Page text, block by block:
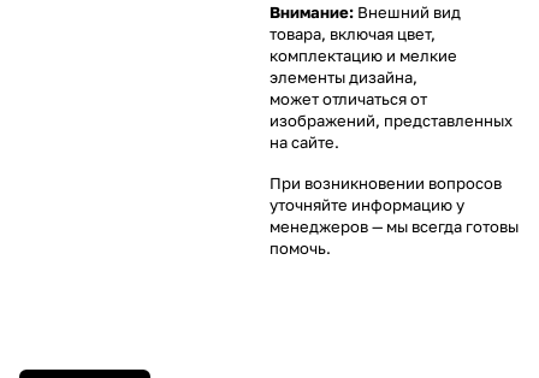
Внимание: Внешний вид
товара, включая цвет,
комплектацию и мелкие
элементы дизайна,
может отличаться от
изображений, представленных
на сайте.
При возникновении вопросов
уточняйте информацию у
менеджеров— мы всегда готовы
помочь.